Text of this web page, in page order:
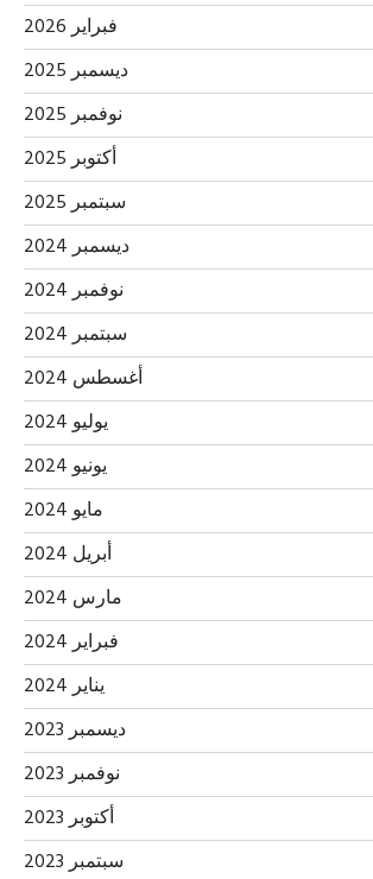
فبراير 2026
ديسمبر 2025
نوفمبر 2025
أكتوبر 2025
سبتمبر 2025
ديسمبر 2024
نوفمبر 2024
سبتمبر 2024
أغسطس 2024
يوليو 2024
يونيو 2024
مايو 2024
أبريل 2024
مارس 2024
فبراير 2024
يناير 2024
ديسمبر 2023
نوفمبر 2023
أكتوبر 2023
سبتمبر 2023